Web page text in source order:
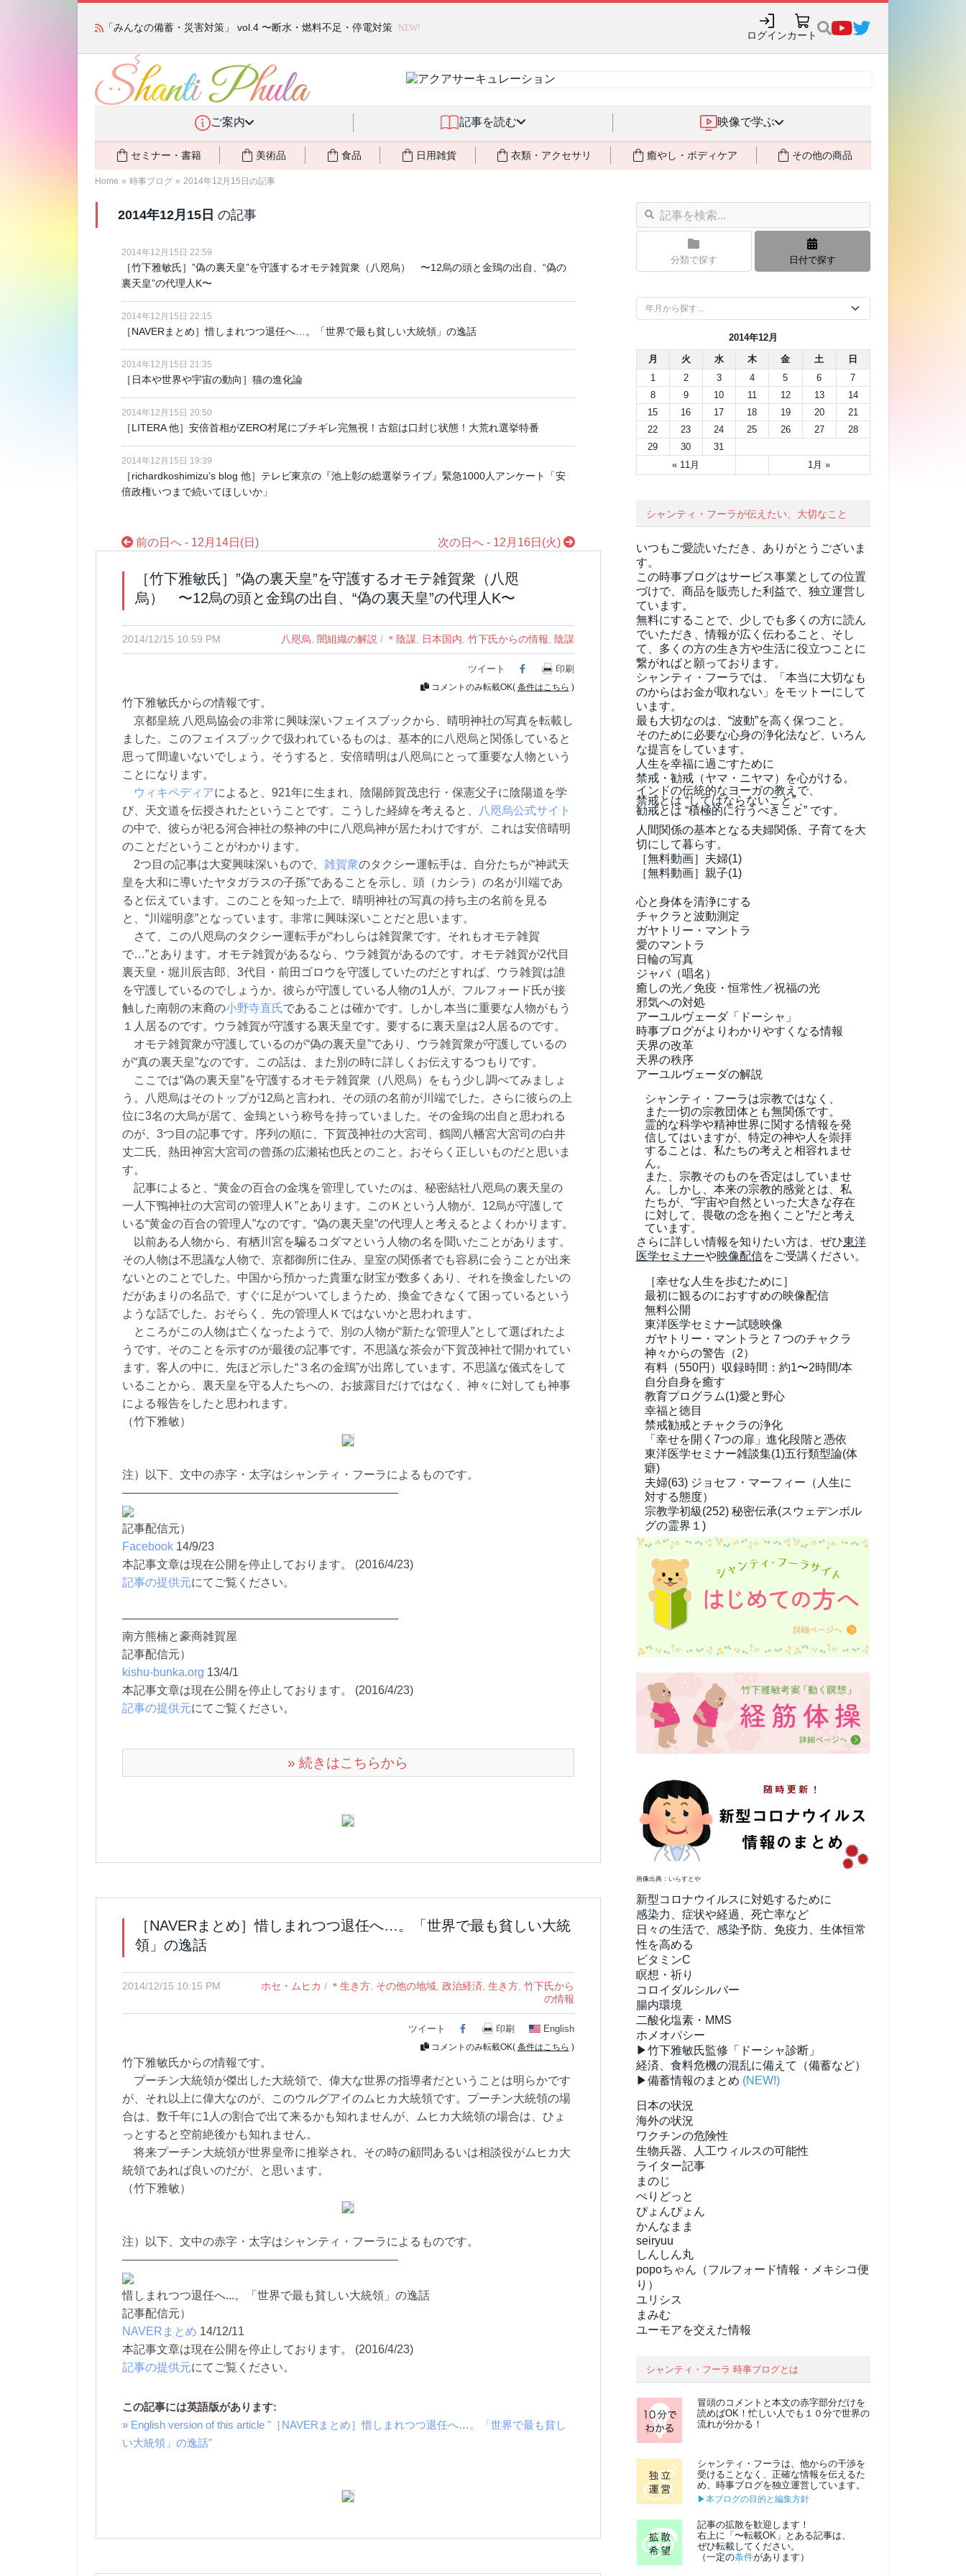
「みんなの備蓄・災害対策」 vol.4 〜断水・燃料不足・停電対策 NEW!
ログインカート
ご案内 記事を読む 映像で学ぶ
セミナー・書籍 美術品 食品 日用雑貨 衣類・アクセサリ 癒やし・ボディケア その他の商品
Home » 時事ブログ » 2014年12月15日の記事
2014年12月15日 の記事
2014年12月15日 22:59
［竹下雅敏氏］”偽の裏天皇”を守護するオモテ雑賀衆（八咫烏） 〜12烏の頭と金鵄の出自、“偽の
裏天皇”の代理人K〜
2014年12月15日 22:15
［NAVERまとめ］惜しまれつつ退任へ…。「世界で最も貧しい大統領」の逸話
2014年12月15日 21:35
［日本や世界や宇宙の動向］猫の進化論
2014年12月15日 20:50
［LITERA 他］安倍首相がZERO村尾にブチギレ完無視！古舘は口封じ状態！大荒れ選挙特番
2014年12月15日 19:39
［richardkoshimizu’s blog 他］テレビ東京の『池上彰の総選挙ライブ』緊急1000人アンケート「安
倍政権いつまで続いてほしいか」
前の日へ - 12月14日(日) 次の日へ - 12月16日(火)
［竹下雅敏氏］”偽の裏天皇”を守護するオモテ雑賀衆（八咫
烏） 〜12烏の頭と金鵄の出自、“偽の裏天皇”の代理人K〜
2014/12/15 10:59 PM 八咫烏 闇組織の解説 / ＊陰謀, 日本国内 竹下氏からの情報 陰謀
ツイート Facebook
印刷
コメントのみ転載OK( 条件はこちら )
竹下雅敏氏からの情報です。
京都皇統 八咫烏協会の非常に興味深いフェイスブックから、晴明神社の写真を転載し
ました。このフェイスブックで扱われているものは、基本的に八咫烏と関係していると
思って間違いないでしょう。そうすると、安倍晴明は八咫烏にとって重要な人物という
ことになります。
ウィキペディアによると、921年に生まれ、陰陽師賀茂忠行・保憲父子に陰陽道を学
び、天文道を伝授されたということです。こうした経緯を考えると、
八咫烏公式サイト
の中で、彼らが祀る河合神社の祭神の中に八咫烏神が居たわけですが、これは安倍晴明
のことだということがわかります。
2つ目の記事は大変興味深いもので、 雑賀衆のタクシー運転手は、自分たちが“神武天
皇を大和に導いたヤタガラスの子孫”であることを示し、頭（カシラ）の名が川端であ
ると伝えています。このことを知った上で、晴明神社の写真の持ち主の名前を見る
と、“川端明彦”となっています。非常に興味深いことだと思います。
さて、この八咫烏のタクシー運転手が“わしらは雑賀衆です。それもオモテ雑賀
で…”とあります。オモテ雑賀があるなら、ウラ雑賀があるのです。オモテ雑賀が2代目
裏天皇・堀川辰吉郎、3代目・前田ゴロウを守護していたのだとすれば、ウラ雑賀は誰
を守護しているのでしょうか。彼らが守護している人物の1人が、フルフォード氏が接
触した南朝の末裔の小野寺直氏であることは確かです。しかし本当に重要な人物がもう
１人居るのです。ウラ雑賀が守護する裏天皇です。要するに裏天皇は2人居るのです。
オモテ雑賀衆が守護しているのが“偽の裏天皇”であり、ウラ雑賀衆が守護しているの
が“真の裏天皇”なのです。この話は、また別の時に詳しくお伝えするつもりです。
ここでは“偽の裏天皇”を守護するオモテ雑賀衆（八咫烏）をもう少し調べてみましょ
う。八咫烏はそのトップが12烏と言われ、その頭の名前が川端でした。さらに彼らの上
位に3名の大烏が居て、金鵄という称号を持っていました。その金鵄の出自と思われる
のが、3つ目の記事です。序列の順に、下賀茂神社の大宮司、鶴岡八幡宮大宮司の白井
丈二氏、熱田神宮大宮司の曾孫の広瀬祐也氏とのこと。おそらく正しいものだと思いま
す。
記事によると、“黄金の百合の金塊を管理していたのは、秘密結社八咫烏の裏天皇の
一人下鴨神社の大宮司の管理人Ｋ”とあります。このＫという人物が、12烏が守護して
いる“黄金の百合の管理人”なのです。“偽の裏天皇”の代理人と考えるとよくわかります。
以前ある人物から、有栖川宮を騙るコダマという人物の名を聞いたことがあります。
その人物は不思議な人物で、京都御所に住み、皇室の関係者でも容易に会うことが出来
ないとのことでした。中国から預かった貴重な財宝が数多くあり、それを換金したいの
だがあまりの名品で、すぐに足がついてしまうため、換金できなくて困っているという
ような話でした。おそらく、先の管理人Ｋではないかと思われます。
ところがこの人物は亡くなったようで、別の人物が“新たな管理人”として選ばれたよ
うです。そのことを示すのが最後の記事です。不思議な茶会が下賀茂神社で開かれてい
ます。客人の中に、先ほど示した“３名の金鵄”が出席しています。不思議な儀式をして
いることから、裏天皇を守る人たちへの、お披露目だけではなく、神々に対しても神事
による報告をしたと思われます。
（竹下雅敏）
注）以下、文中の赤字・太字はシャンティ・フーラによるものです。
――――――――――――――――――――――――
記事配信元）
Facebook 14/9/23
本記事文章は現在公開を停止しております。 (2016/4/23)
記事の提供元にてご覧ください。
――――――――――――――――――――――――
南方熊楠と豪商雑賀屋
記事配信元）
kishu-bunka.org 13/4/1
本記事文章は現在公開を停止しております。 (2016/4/23)
記事の提供元にてご覧ください。
» 続きはこちらから
［NAVERまとめ］惜しまれつつ退任へ…。「世界で最も貧しい大統
領」の逸話
2014/12/15 10:15 PM ホセ・ムヒカ / ＊生き方, その他の地域, 政治経済 生き方, 竹下氏から
の情報
ツイート Facebook
印刷 English
コメントのみ転載OK( 条件はこちら )
竹下雅敏氏からの情報です。
プーチン大統領が傑出した大統領で、偉大な世界の指導者だということは明らかです
が、それ以上に偉大なのが、このウルグアイのムヒカ大統領です。プーチン大統領の場
合は、数千年に1人の割合で出て来るかも知れませんが、ムヒカ大統領の場合は、ひょ
っとすると空前絶後かも知れません。
将来プーチン大統領が世界皇帝に推挙され、その時の顧問あるいは相談役がムヒカ大
統領であれば良いのだが、と思います。
（竹下雅敏）
注）以下、文中の赤字・太字はシャンティ・フーラによるものです。
――――――――――――――――――――――――
惜しまれつつ退任へ...。「世界で最も貧しい大統領」の逸話
記事配信元）
NAVERまとめ 14/12/11
本記事文章は現在公開を停止しております。 (2016/4/23)
記事の提供元にてご覧ください。
この記事には英語版があります:
» English version of this article "［NAVERまとめ］惜しまれつつ退任へ…。「世界で最も貧し
い大統領」の逸話"
分類で探す 日付で探す
2014年12月
月
火 水 木 金 土 日
« 11月 1月 »
1 2 3 4 5 6
7
8
9 10 11 12 13
14
15
16 17 18 19 20
21
22
23 24 25 26 27
28
29
30 31
シャンティ・フーラが伝えたい、大切なこと
いつもご愛読いただき、ありがとうございま
す。
この時事ブログはサービス事業としての位置
づけで、商品を販売した利益で、独立運営し
ています。
無料にすることで、少しでも多くの方に読ん
でいただき、情報が広く伝わること、そし
て、 多くの方の生き方や生活に役立つことに
繋がればと願っております。
シャンティ・フーラでは、「本当に大切なも
のからはお金が取れない」をモットーにして
います。
最も大切なのは、“波動”を高く保つこと。
そのために必要な心身の浄化法など、いろん
な提言をしています。
人生を幸福に過ごすために
禁戒・勧戒（ヤマ・ニヤマ）を心がける。
インドの伝統的なヨーガの教えで、
禁戒とは “してはならないこと” 、
勧戒とは “積極的に行うべきこと” です。
人間関係の基本となる夫婦関係、子育てを大
切にして暮らす。
［無料動画］夫婦(1)
［無料動画］親子(1)
心と身体を清浄にする
チャクラと波動測定
ガヤトリー・マントラ
愛のマントラ
日輪の写真
ジャパ（唱名）
癒しの光／免疫・恒常性／祝福の光
邪気への対処
アーユルヴェーダ「ドーシャ」
時事ブログがよりわかりやすくなる情報
天界の改革
天界の秩序
アーユルヴェーダの解説
シャンティ・フーラは宗教ではなく、
また一切の宗教団体とも無関係です。
霊的な科学や精神世界に関する情報を発
信してはいますが、特定の神や人を崇拝
することは、私たちの考えと相容れませ
ん。
また、宗教そのものを否定はしていませ
ん。しかし、本来の宗教的感覚とは、私
たちが、“宇宙や自然といった大きな存在
に対して、畏敬の念を抱くこと”だと考え
ています。
さらに詳しい情報を知りたい方は、ぜひ東洋
医学セミナーや映像配信をご受講ください。
［幸せな人生を歩むために］
最初に観るのにおすすめの映像配信
無料公開
東洋医学セミナー試聴映像
ガヤトリー・マントラと７つのチャクラ
神々からの警告（2）
有料（550円） 収録時間：約1〜2時間/本
自分自身を癒す
教育プログラム(1)愛と野心
幸福と徳目
禁戒勧戒とチャクラの浄化
「幸せを開く7つの扉」進化段階と憑依
東洋医学セミナー雑談集(1)五行類型論(体
癖)
夫婦(63) ジョセフ・マーフィー（人生に
対する態度）
宗教学初級(252) 秘密伝承(スウェデンボル
グの霊界１)
画像出典：いらすとや
新型コロナウイルスに対処するために
感染力、症状や経過、死亡率など
日々の生活で、感染予防、免疫力、生体恒常
性を高める
ビタミンC
瞑想・祈り
コロイダルシルバー
腸内環境
二酸化塩素・MMS
ホメオパシー
▶竹下雅敏氏監修「ドーシャ診断」
経済、食料危機の混乱に備えて（備蓄など）
▶備蓄情報のまとめ (NEW!)
日本の状況
海外の状況
ワクチンの危険性
生物兵器、人工ウィルスの可能性
ライター記事
まのじ
ぺりどっと
ぴょんぴょん
かんなまま
seiryuu
しんしん丸
popoちゃん（フルフォード情報・メキシコ便
り）
ユリシス
まみむ
ユーモアを交えた情報
シャンティ・フーラ 時事ブログとは
冒頭のコメントと本文の赤字部分だけを
読めばOK！忙しい人でも１０分で世界の
流れが分かる！
シャンティ・フーラは、他からの干渉を
受けることなく、正確な情報を伝えるた
め、時事ブログを独立運営しています。
▶本ブログの目的と編集方針
記事の拡散を歓迎します！
右上に「〜転載OK」とある記事は、
ぜひ転載してください。
（一定の条件があります）